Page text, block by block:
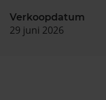
Verkoopdatum
29 juni 2026